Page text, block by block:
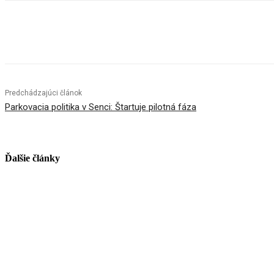
Predchádzajúci článok
Parkovacia politika v Senci: Štartuje pilotná fáza
Ďalšie články